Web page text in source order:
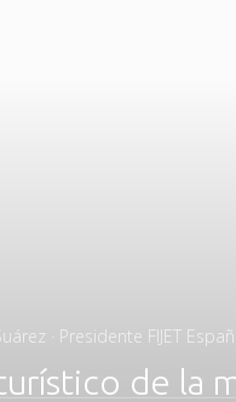
· Presidente FIJET
de la